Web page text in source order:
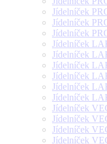
Jídelníček
Jídelníček
Jídelníček
Jídelníček
Jídelníček
Jídelníček
Jídelníček
Jídelníček
Jídelníček
Jídelníček
Jídelníček
Jídelníček
Jídelníček